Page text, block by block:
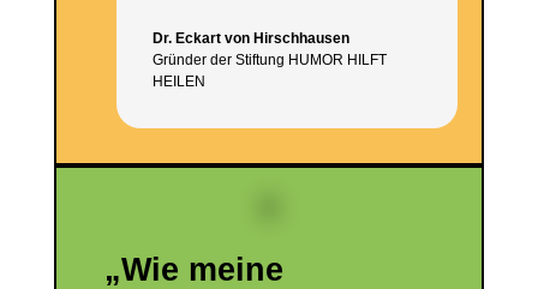
Dr. Eckart von Hirschhausen
Gründer der Stiftung HUMOR HILFT
HEILEN
„Wie meine